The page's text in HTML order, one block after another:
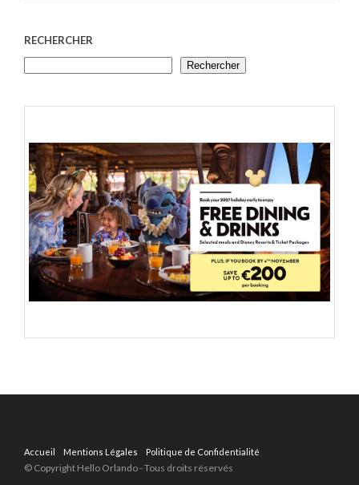
RECHERCHER
Rechercher
Accueil Mentions Légales Politique de Confidentialité
© Copyright Hello Orlando - Tous droits réservés